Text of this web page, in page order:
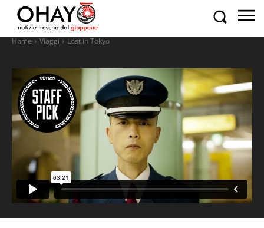
Home Viaggi Lost in Tokyo